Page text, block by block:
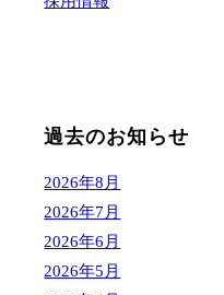
過去のお知らせ
2026年8月
2026年7月
2026年6月
2026年5月